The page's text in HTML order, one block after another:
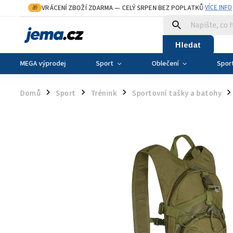
🎁 VRÁCENÍ ZBOŽÍ ZDARMA— CELÝ SRPEN BEZ POPLATKŮ·VÍCE INFO
Hledat
MEGA výprodej Sport Oblečení
Domů / Sport / Trénink / Sportovní tašky a batohy /